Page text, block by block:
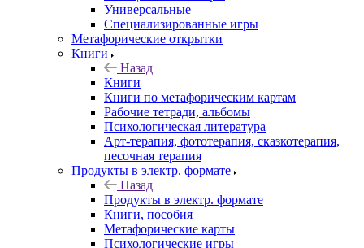
Универсальные
Специализированные игры
Метафорические открытки
Книги
Назад
Книги
Книги по метафорическим картам
Рабочие тетради, альбомы
Психологическая литература
Арт-терапия, фототерапия, сказкотерапия,
песочная терапия
Продукты в электр. формате
Назад
Продукты в электр. формате
Книги, пособия
Метафорические карты
Психологические игры